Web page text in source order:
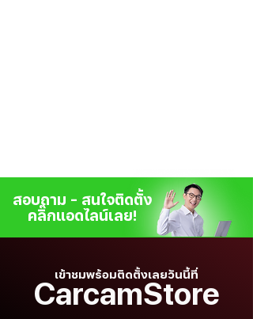
สอบถาม - สนใจติดตั้ง
คลิ๊กแอดไลน์เลย!
เข้าชมพร้อมติดตั้งเลยวันนี้ที่
CarcamStore